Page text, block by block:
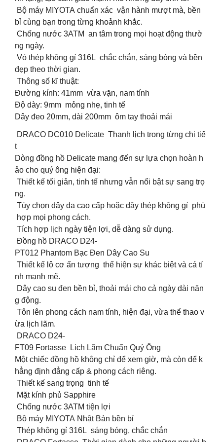
️ Bộ máy MIYOTA chuẩn xác vận hành mượt mà, bền
bỉ cùng bạn trong từng khoảnh khắc.
Chống nước 3ATM an tâm trong mọi hoạt động thườ
ng ngày.
️ Vỏ thép không gỉ 316L chắc chắn, sáng bóng và bền
đẹp theo thời gian.
Thông số kĩ thuật:
Đường kính: 41mm vừa vặn, nam tính
Độ dày: 9mm mỏng nhẹ, tinh tế
Dây đeo 20mm, dài 200mm ôm tay thoải mái
DRACO DC010 Delicate Thanh lịch trong từng chi tiế
t
Dòng đồng hồ Delicate mang đến sự lựa chọn hoàn h
ảo cho quý ông hiện đại:
Thiết kế tối giản, tinh tế nhưng vẫn nổi bật sự sang trọ
ng.
Tùy chọn dây da cao cấp hoặc dây thép không gỉ phù
hợp mọi phong cách.
Tích hợp lịch ngày tiện lợi, dễ dàng sử dụng.
Đồng hồ DRACO D24-
PT012 Phantom Bạc Đen Dây Cao Su
Thiết kế lộ cơ ấn tượng thể hiện sự khác biệt và cá tí
nh mạnh mẽ.
Dây cao su đen bền bỉ, thoải mái cho cả ngày dài năn
g động.
Tôn lên phong cách nam tính, hiện đại, vừa thể thao v
ừa lịch lãm.
DRACO D24-
FT09 Fortasse Lịch Lãm Chuẩn Quý Ông
Một chiếc đồng hồ không chỉ để xem giờ, mà còn để k
hẳng định đẳng cấp & phong cách riêng.
Thiết kế sang trọng tinh tế
Mặt kính phủ Sapphire
Chống nước 3ATM tiện lợi
Bộ máy MIYOTA Nhật Bản bền bỉ
Thép không gỉ 316L sáng bóng, chắc chắn